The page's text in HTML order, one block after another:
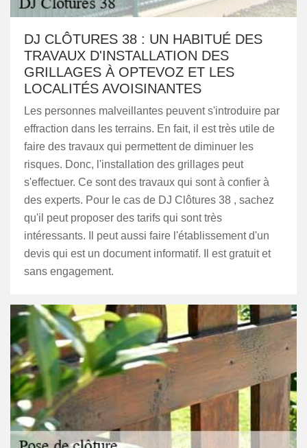
DJ CLÔTURES 38 : UN HABITUÉ DES
TRAVAUX D'INSTALLATION DES
GRILLAGES À OPTEVOZ ET LES
LOCALITÉS AVOISINANTES
Les personnes malveillantes peuvent s'introduire par
effraction dans les terrains. En fait, il est très utile de
faire des travaux qui permettent de diminuer les
risques. Donc, l'installation des grillages peut
s'effectuer. Ce sont des travaux qui sont à confier à
des experts. Pour le cas de DJ Clôtures 38 , sachez
qu'il peut proposer des tarifs qui sont très
intéressants. Il peut aussi faire l'établissement d'un
devis qui est un document informatif. Il est gratuit et
sans engagement.